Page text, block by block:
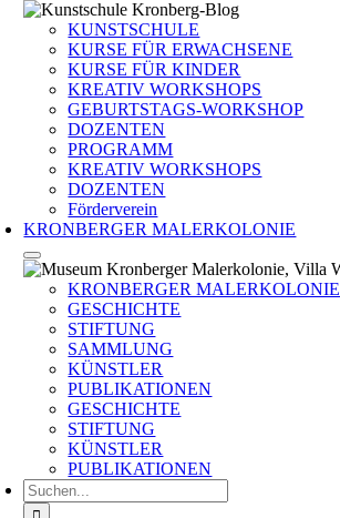
KUNSTSCHULE
KURSE FÜR ERWACHSENE
KURSE FÜR KINDER
KREATIV WORKSHOPS
GEBURTSTAGS-WORKSHOP
DOZENTEN
PROGRAMM
KREATIV WORKSHOPS
DOZENTEN
Förderverein
KRONBERGER MALERKOLONIE
KRONBERGER MALERKOLONIE
GESCHICHTE
STIFTUNG
SAMMLUNG
KÜNSTLER
PUBLIKATIONEN
GESCHICHTE
STIFTUNG
KÜNSTLER
PUBLIKATIONEN
Suche
nach: